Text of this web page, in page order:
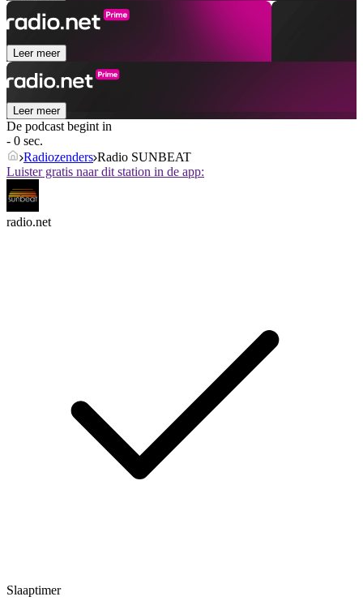
Leer meer
Leer meer
De podcast begint in
- 0 sec.
Radiozenders Radio SUNBEAT
Luister gratis naar dit station in de app:
radio.net
Slaaptimer